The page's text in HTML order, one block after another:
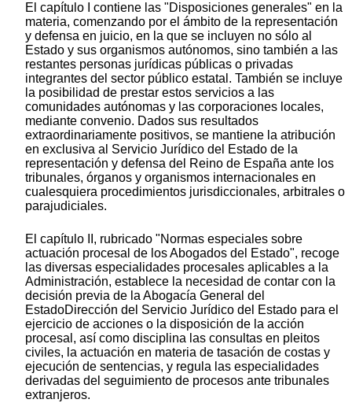
El capítulo I contiene las "Disposiciones generales" en la
materia, comenzando por el ámbito de la representación
y defensa en juicio, en la que se incluyen no sólo al
Estado y sus organismos autónomos, sino también a las
restantes personas jurídicas públicas o privadas
integrantes del sector público estatal. También se incluye
la posibilidad de prestar estos servicios a las
comunidades autónomas y las corporaciones locales,
mediante convenio. Dados sus resultados
extraordinariamente positivos, se mantiene la atribución
en exclusiva al Servicio Jurídico del Estado de la
representación y defensa del Reino de España ante los
tribunales, órganos y organismos internacionales en
cualesquiera procedimientos jurisdiccionales, arbitrales o
parajudiciales.
El capítulo II, rubricado "Normas especiales sobre
actuación procesal de los Abogados del Estado", recoge
las diversas especialidades procesales aplicables a la
Administración, establece la necesidad de contar con la
decisión previa de la Abogacía General del
EstadoDirección del Servicio Jurídico del Estado para el
ejercicio de acciones o la disposición de la acción
procesal, así como disciplina las consultas en pleitos
civiles, la actuación en materia de tasación de costas y
ejecución de sentencias, y regula las especialidades
derivadas del seguimiento de procesos ante tribunales
extranjeros.